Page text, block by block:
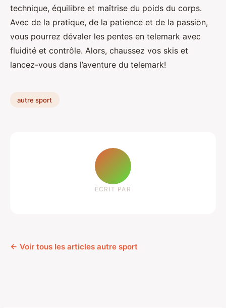
technique, équilibre et maîtrise du poids du corps.
Avec de la pratique, de la patience et de la passion,
vous pourrez dévaler les pentes en telemark avec
fluidité et contrôle. Alors, chaussez vos skis et
lancez-vous dans l’aventure du telemark!
autre sport
ECRIT PAR
← Voir tous les articles autre sport